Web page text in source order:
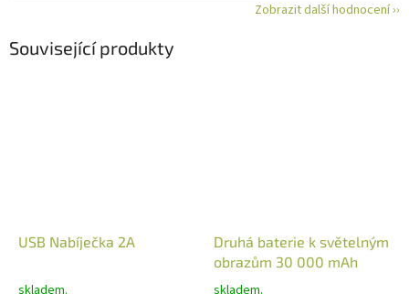
Zobrazit další hodnocení ››
Související produkty
USB Nabíječka 2A
skladem.
Druhá baterie k světelným
obrazům 30 000 mAh
skladem.